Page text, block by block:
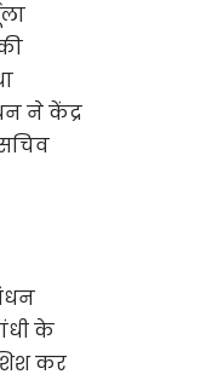
ने केंद्र
के
कर